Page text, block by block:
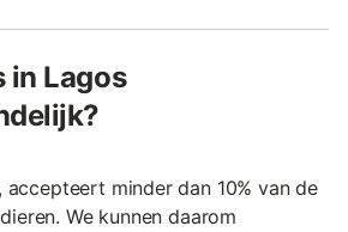
in Lagos
accepteert minder dan 10% van de
We kunnen daarom